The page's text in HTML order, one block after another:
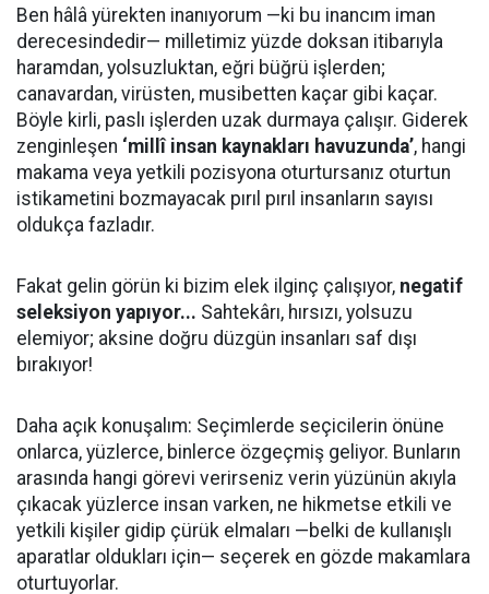
Ben hâlâ yürekten inanıyorum —ki bu inancım iman
derecesindedir— milletimiz yüzde doksan itibarıyla
haramdan, yolsuzluktan, eğri büğrü işlerden;
canavardan, virüsten, musibetten kaçar gibi kaçar.
Böyle kirli, paslı işlerden uzak durmaya çalışır. Giderek
zenginleşen ‘millî insan kaynakları havuzunda’, hangi
makama veya yetkili pozisyona oturtursanız oturtun
istikametini bozmayacak pırıl pırıl insanların sayısı
oldukça fazladır.
Fakat gelin görün ki bizim elek ilginç çalışıyor, negatif
seleksiyon yapıyor... Sahtekârı, hırsızı, yolsuzu
elemiyor; aksine doğru düzgün insanları saf dışı
bırakıyor!
Daha açık konuşalım: Seçimlerde seçicilerin önüne
onlarca, yüzlerce, binlerce özgeçmiş geliyor. Bunların
arasında hangi görevi verirseniz verin yüzünün akıyla
çıkacak yüzlerce insan varken, ne hikmetse etkili ve
yetkili kişiler gidip çürük elmaları —belki de kullanışlı
aparatlar oldukları için— seçerek en gözde makamlara
oturtuyorlar.